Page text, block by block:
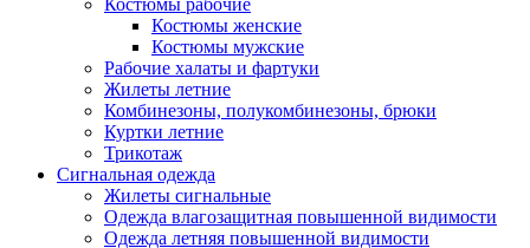
Костюмы женские
Костюмы мужские
Рабочие халаты и фартуки
Жилеты летние
Комбинезоны, полукомбинезоны, брюки
Куртки летние
Трикотаж
Сигнальная одежда
Жилеты сигнальные
Одежда влагозащитная повышенной видимости
Одежда летняя повышенной видимости